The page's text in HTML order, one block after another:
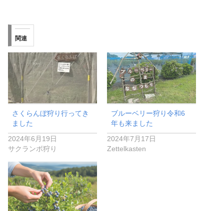
関連
さくらんぼ狩り行ってき
ました
2024年6月19日
サクランボ狩り
ブルーベリー狩り令和6
年も来ました
2024年7月17日
Zettelkasten